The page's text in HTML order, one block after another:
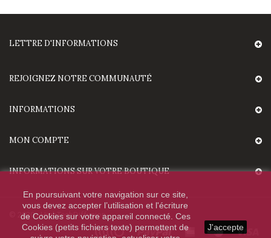
LETTRE D'INFORMATIONS
REJOIGNEZ NOTRE COMMUNAUTÉ
INFORMATIONS
MON COMPTE
INFORMATIONS SUR VOTRE BOUTIQUE
En poursuivant votre navigation sur ce site,
vous devez accepter l’utilisation et l'écriture
de Cookies sur votre appareil connecté. Ces
Cookies (petits fichiers texte) permettent de
J'accepte
© 2020 - HighTechDiffusion.